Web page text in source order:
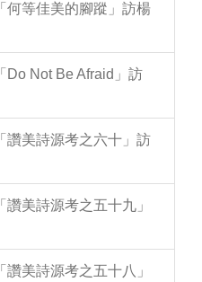
何等佳美的腳蹤」訪楊
Do Not Be Afraid」訪
讚美詩源考之六十」訪
美詩源考之五十九」
美詩源考之五十八」